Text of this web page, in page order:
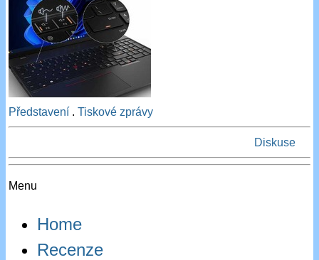
Představení .Tiskové zprávy
Diskuse
Menu
Home
Recenze